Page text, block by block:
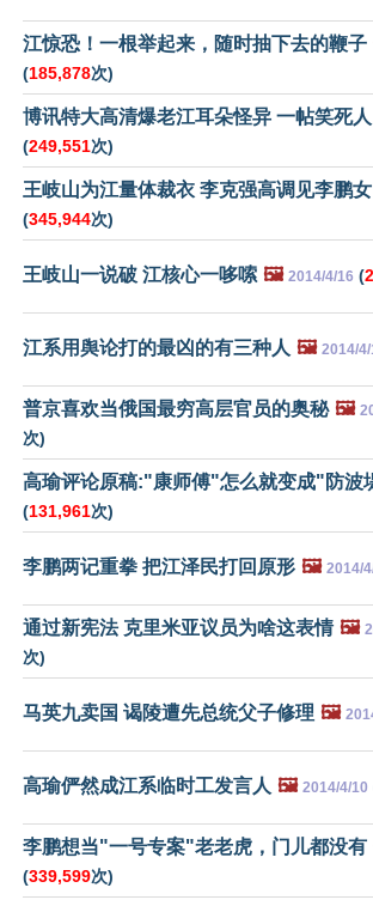
江惊恐！一根举起来，随时抽下去的鞭子
(185,878次)
博讯特大高清爆老江耳朵怪异 一帖笑死人
(249,551次)
王岐山为江量体裁衣 李克强高调见李鹏女
(345,944次)
王岐山一说破 江核心一哆嗦 🖼️ 2014/4/16 (
江系用舆论打的最凶的有三种人 🖼️ 2014/
普京喜欢当俄国最穷高层官员的奥秘 🖼️
次)
高瑜评论原稿:"康师傅"怎么就变成"防波
(131,961次)
李鹏两记重拳 把江泽民打回原形 🖼️ 2014/
通过新宪法 克里米亚议员为啥这表情 🖼️
次)
马英九卖国 谒陵遭先总统父子修理 🖼️
高瑜俨然成江系临时工发言人 🖼️ 2014/4/10
李鹏想当"一号专案"老老虎，门儿都没有
(339,599次)